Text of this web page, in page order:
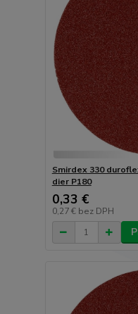
Smirdex 330
dier P180
0,33 €
0,27 € bez DPH